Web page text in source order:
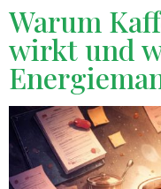
Warum
wirkt und